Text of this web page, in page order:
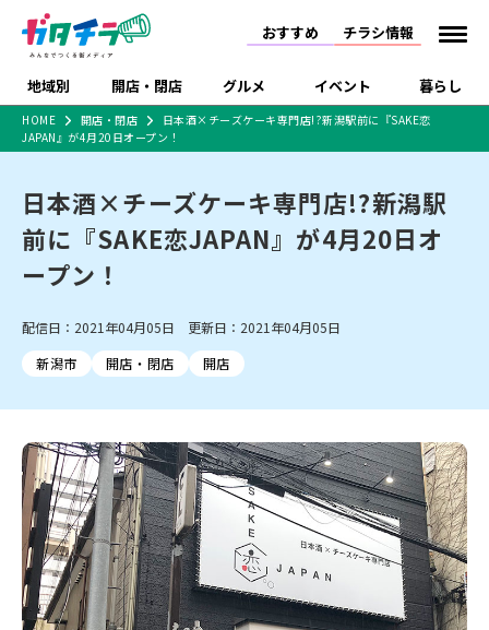
おすすめ チラシ情報
地域別 開店・閉店 グルメ イベント 暮らし
新潟市 下越
中越
佐渡
新潟市中央区 新潟市東区 新潟市西区
新潟市北区
新潟市南区
新潟市江南区 新潟市秋葉区
新潟市西蒲区
村上・関川
新発田・聖籠
胎内・粟島
三条・加茂・田上
五泉・阿賀野・阿賀
燕・弥彦
長岡・見附
小千谷・十日町・津南
魚沼・南魚沼・湯沢
柏崎・刈羽・出雲崎
上越・妙高・糸魚川
開店 閉店
リニューアル・移転
新潟市・開店
新潟市・閉店
長岡市・開店
長岡市・閉店
上越市・開店
ラーメン・開店
ラーメン・閉店
ラーメン 現地レポート
和食
スイーツ
ご当地グルメ 食べ歩き テイクアウト
季節・期間限定
カフェ
居酒屋・バー 焼肉
パスタ
パン・ベーカリー
タレカツ・豚カツ
デカ盛り・大盛り
旨辛・激辛
定食・町定食 海鮮・鮨
そば・うどん
日本酒・新潟清酒
ワイン・クラフトビール
ケーキ・パフェ
ビアガーデン・暑気払い
体験・販売 祭り・伝統行事
趣味・展示会
スポーツ
セミナー・講演会 子ども向け 花火大会
入場無料
住宅展示場
完成見学会 学生スポーツ アルビレックス
施設・ショップ
住宅メーカー・工務
店
食品メーカー・県産
習い事・塾 アパレル・雑貨
観光スポット
温泉・入浴 ホテル 旅館
水族館
リラクゼーション・整体
スキー場
リユース・買取
病院・クリニック
イオンモール
ラブラ万代・ラブラ2
ビルボードプレイスBP
新潟伊勢丹
ピア万代
リバーサイド千秋
パティオPATIO
特売セール インタビュー
特集・まとめ記事
セツコママ ランキング 新潟人
キャンペーン
開店まとめ
閉店まとめ 人気記事まとめ
食品スーパー・コンビ
ショッピングモール・
大型施設
ドラッグストア・ホーム
センター
ファッション 生活サービス
新車・中古車・カー用品
旅行・レジャー
家電・携帯電話
冠婚葬祭
習い事・塾 通販・EC イベント
求人
官公庁・自治体
新潟市 チラシ
長岡・見附 チラシ
上越・妙高・糸魚川 チラシ
注目 チラシ
週末セール
火曜セール
オープン・リニューアルセール
周年祭・感謝祭セール
年末・初売りセール
HOME 開店・閉店
日本酒×チーズケーキ専門店!?新潟駅前に『SAKE恋
JAPAN』が4月20日オープン！
日本酒×チーズケーキ専門店!?新潟駅
前に『SAKE恋JAPAN』が4月20日オ
ープン！
配信日：2021年04月05日 更新日：2021年04月05日
新潟市
開店・閉店 開店